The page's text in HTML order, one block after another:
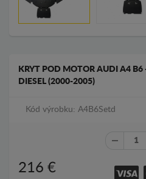
KRYT POD MOTOR AUDI A4 B6
DIESEL (2000-2005)
Kód výrobku: A4B6Setd
216 €